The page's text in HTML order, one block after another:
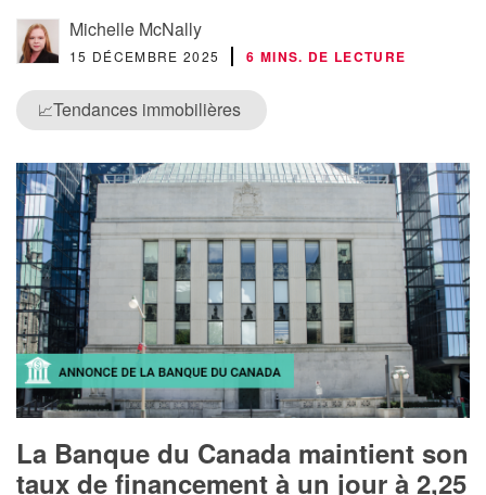
Michelle McNally
15 DÉCEMBRE 2025 6 MINS. DE LECTURE
📈Tendances immobilières
La Banque du Canada maintient son
taux de financement à un jour à 2,25